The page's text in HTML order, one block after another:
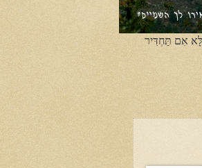
אִם תַּחְדִּיר